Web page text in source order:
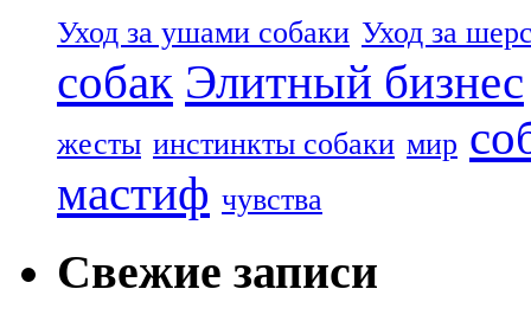
Уход за ушами собаки Уход за
собак Элитный бизнес
жесты инстинкты собаки мир
мастиф чувства
Свежие записи